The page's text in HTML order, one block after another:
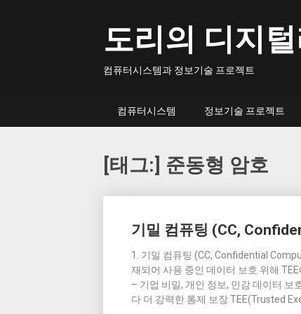
도리의 디지
컴퓨터시스템과 정보기술 프로젝트
컴퓨터시스템 정보기술 프로젝트
[태그:] 준동형 암호
기밀 컴퓨팅 (CC,
1. 기밀 컴퓨팅 (CC, Confidential
재되어 사용 중인 데이터 보호 위해
– 기업 비밀, 개인 정보, 민감 데이터 보
다 더 강력한 통제 보장 TEE(Trusted
navigation